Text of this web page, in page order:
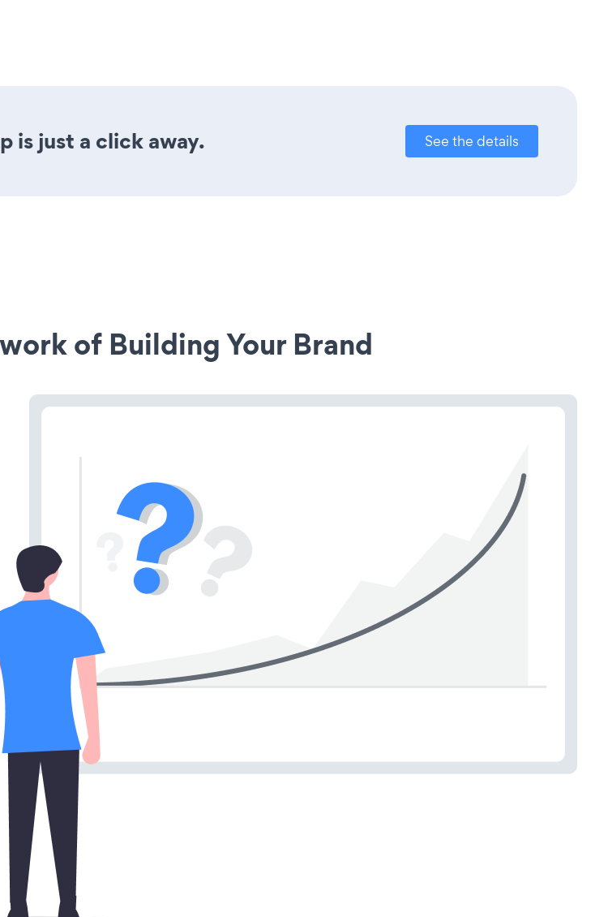
is just a click away. See the details
of Building Your Brand